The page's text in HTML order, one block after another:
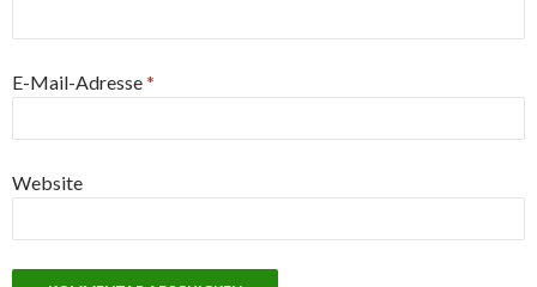
E-Mail-Adresse*
Website